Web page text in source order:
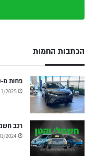
הכתבות החמות
פחות מ-150 אלף שקלים: BYD אטו 2 בישראל
2025
רכב
2024